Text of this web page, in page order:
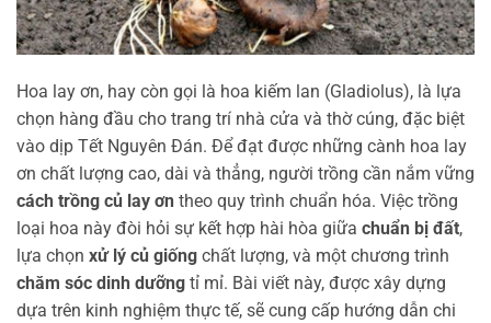
Hoa lay ơn, hay còn gọi là hoa kiếm lan (Gladiolus), là lựa
chọn hàng đầu cho trang trí nhà cửa và thờ cúng, đặc biệt
vào dịp Tết Nguyên Đán. Để đạt được những cành hoa lay
ơn chất lượng cao, dài và thẳng, người trồng cần nắm vững
cách trồng củ lay ơn theo quy trình chuẩn hóa. Việc trồng
loại hoa này đòi hỏi sự kết hợp hài hòa giữa chuẩn bị đất,
lựa chọn xử lý củ giống chất lượng, và một chương trình
chăm sóc dinh dưỡng tỉ mỉ. Bài viết này, được xây dựng
dựa trên kinh nghiệm thực tế, sẽ cung cấp hướng dẫn chi